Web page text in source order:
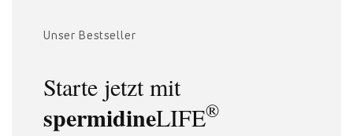
Unser Bestseller
Starte jetzt mit
spermidineLIFE®